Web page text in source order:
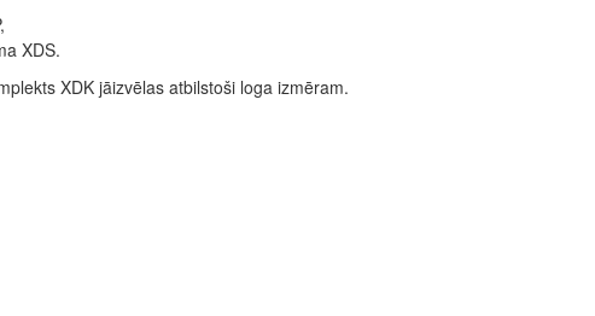
XDS.
XDK jāizvēlas atbilstoši loga izmēram.